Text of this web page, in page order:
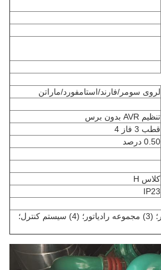
لروی سومر/فارند/استامفورد/ماراتن
تنظیم AVR بدون برس
قطب 3 فاز 4
0.50 درصد
کلاس H
IP23
(1) موتور دیزل؛ (2) آلترناتور؛ (3) مجموعه رادیاتور؛ (4) سیستم کنترل؛